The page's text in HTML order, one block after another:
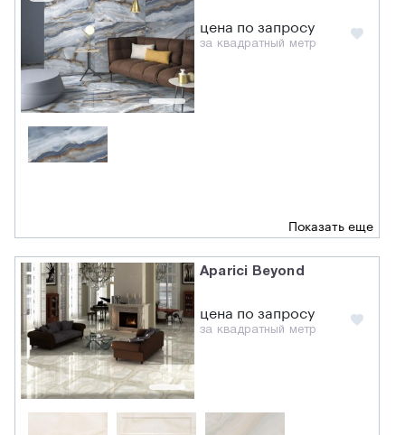
цена по запросу
за квадратный метр
Показать еще
Aparici Beyond
цена по запросу
за квадратный метр